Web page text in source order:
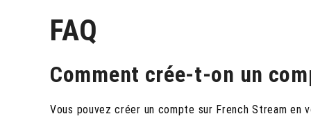
FAQ
Comment crée-t-on un
Vous pouvez créer un compte sur French Stream